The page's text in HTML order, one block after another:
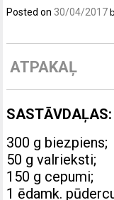
Posted on 30/04/2017
ATPAKAĻ
SASTĀVDAĻAS:
300 g biezpiens;
50 g valrieksti;
150 g cepumi;
1 ēdamk.